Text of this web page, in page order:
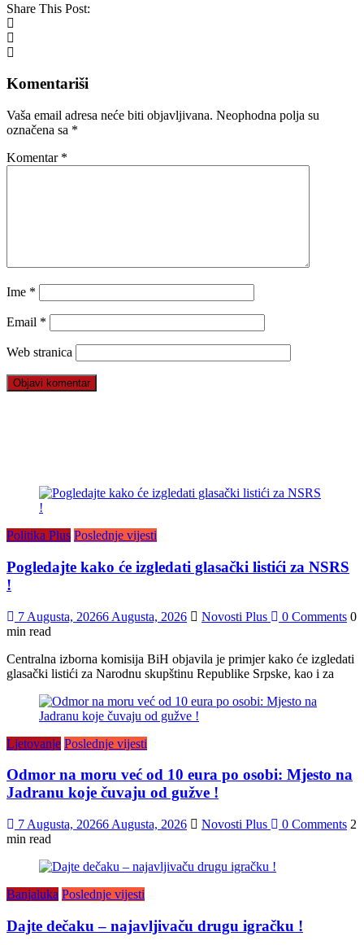
Share This Post:
Komentariši
Vaša email adresa neće biti objavljivana. Neophodna polja su
označena sa *
Komentar *
Ime *
Email *
Web stranica
Politika Plus Poslednje vijesti
Pogledajte kako će izgledati glasački listići za NSRS
!
7 Augusta, 20266 Augusta, 2026 Novosti Plus 0 Comments 0
min read
Centralna izborna komisija BiH objavila je primjer kako će izgledati
glasački listići za Narodnu skupštinu Republike Srpske, kao i za
Ljetovanje Poslednje vijesti
Odmor na moru već od 10 eura po osobi: Mjesto na
Jadranu koje čuvaju od gužve !
7 Augusta, 20266 Augusta, 2026 Novosti Plus 0 Comments 2
min read
Banjaluka Poslednje vijesti
Dajte dečaku – najavljivaču drugu igračku !